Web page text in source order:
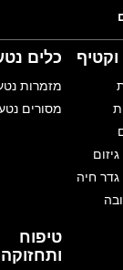
וקטיף
חיה
כלים
מזמרות
מסורים
טיפוח
ותחזוקה